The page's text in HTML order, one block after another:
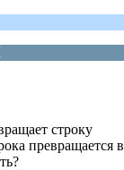
строку
превращается в